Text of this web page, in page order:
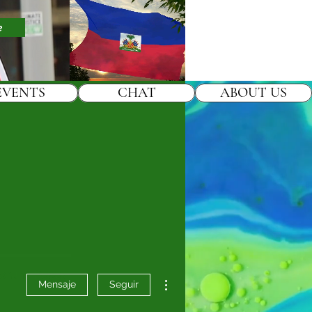
Mensaje Seguir
Más acciones
Posts
CHAT ABOUT US